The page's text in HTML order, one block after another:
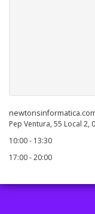
Pep Ventura, 55 Local 2,
10:00 - 13:30
17:00 - 20:00